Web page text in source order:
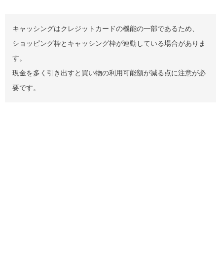
キャッシングはクレジットカードの機能の一部であるため、
ショッピング枠とキャッシング枠が連動している場合がありま
す。
現金を多く引き出すと買い物の利用可能額が減る点に注意が必
要です。